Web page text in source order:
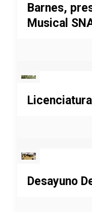
Barnes,
Musical
Desayuno